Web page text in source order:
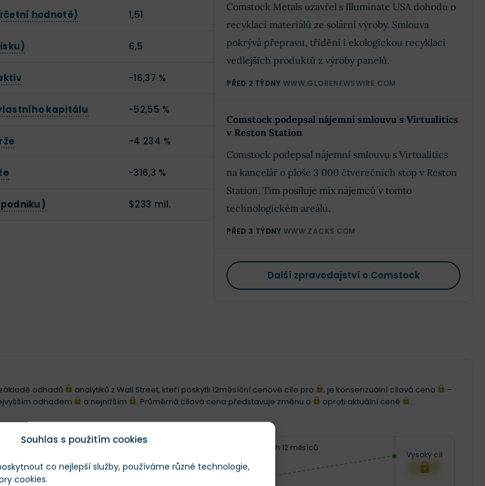
Souhlas s použitím cookies
co nejlepší služby, používáme různé technologie,
cookies.
hodnotě) 1,51
6,5
-16,37 %
kapitálu -52,55 %
-4 234 %
-316,3 %
podniku) $233 mil.
Comstock Metals uzavřel s Illuminate USA dohodu o
recyklaci materiálů ze solární výroby. Smlouva
pokrývá přepravu, třídění i ekologickou recyklaci
vedlejších produktů z výroby panelů.
PŘED 2 TÝDNY WWW.GLOBENEWSWIRE.COM
Comstock podepsal nájemní smlouvu s Virtualitics
v Reston Station
Comstock podepsal nájemní smlouvu s Virtualitics
na kancelář o ploše 3 000 čtverečních stop v Reston
Station. Tím posiluje mix nájemců v tomto
technologickém areálu.
PŘED 3 TÝDNY WWW.ZACKS.COM
Další zpravodajství o Comstock
odhadů analytiků z Wall Street, kteří poskytli 12měsíční cenové cíle pro , je konsenzuální cílová cena
–
odhadem
a nejnižším . Průměrná cílová cena představuje změnu o oproti aktuální ceně .
Následujících 12 měsíců
Vysoký cíl
XXX